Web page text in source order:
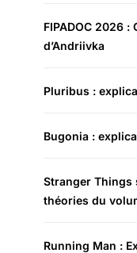
FIPADOC 2026
d’Andriivka
Pluribus :
Bugonia :
Stranger Things
théories du
Running Man :